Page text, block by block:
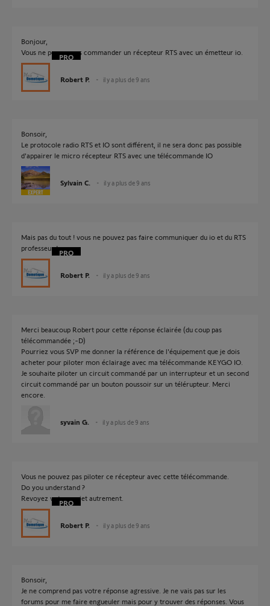
Bonjour,
Vous ne pouvez pas commander un récepteur RTS avec un émetteur io.
Robert P. il y a plus de 9 ans
Bonsoir,
Le protocole radio RTS et IO sont différent, il ne sera donc pas possible
d'appairer le micro récepteur RTS avec une télécommande IO
Sylvain C. il y a plus de 9 ans
Mais pas du tout ! vous ne pouvez pas faire communiquer du io et du RTS
professeur !
Robert P. il y a plus de 9 ans
Merci beaucoup Robert pour cette réponse éclairée (du coup pas
télécommandée ;-D)
Pourriez vous SVP me donner la référence de l'équipement que je dois
acheter pour piloter mon éclairage avec ma télécommande KEYGO IO.
Je souhaite piloter un circuit commandé par un interrupteur et un second
circuit commandé par un bouton poussoir sur un télérupteur. Merci
encore.
syvain G. il y a plus de 9 ans
Vous ne pouvez pas piloter ce récepteur avec cette télécommande.
Do you understand ?
Revoyez votre projet autrement.
Robert P. il y a plus de 9 ans
Bonsoir,
Je ne comprend pas votre réponse agressive. Je ne vais pas sur les
forums pour me faire engueuler mais pour y trouver des réponses. Vous